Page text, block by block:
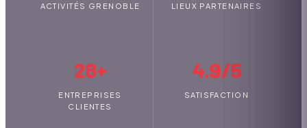
ACTIVITÉS GRENOBLE LIEUX PARTENAIRES
28+
ENTREPRISES
CLIENTES
4.9/5
SATISFACTION